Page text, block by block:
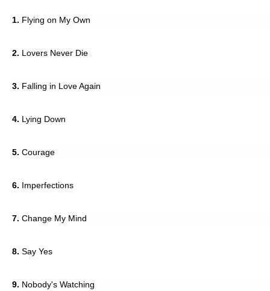
1. Flying on My Own
2. Lovers Never Die
3. Falling in Love Again
4. Lying Down
5. Courage
6. Imperfections
7. Change My Mind
8. Say Yes
9. Nobody's Watching